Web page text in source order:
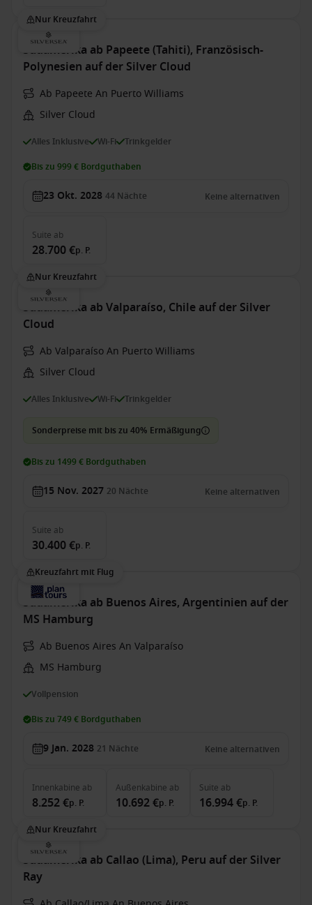
Nur Kreuzfahrt
Südamerika ab Papeete (Tahiti), Französisch-
Polynesien auf der Silver Cloud
Ab Papeete An Puerto Williams
Silver Cloud
Alles Inklusive Wi-Fi Trinkgelder
Bis zu 999 € Bordguthaben
23 Okt. 2028 44 Nächte Keine alternativen
Suite ab
28.700 €p. P.
Nur Kreuzfahrt
Südamerika ab Valparaíso, Chile auf der Silver
Cloud
Ab Valparaíso An Puerto Williams
Silver Cloud
Alles Inklusive Wi-Fi Trinkgelder
Sonderpreise mit bis zu 40% Ermäßigung
Bis zu 1499 € Bordguthaben
15 Nov. 2027 20 Nächte Keine alternativen
Suite ab
30.400 €p. P.
Kreuzfahrt mit Flug
Südamerika ab Buenos Aires, Argentinien auf der
MS Hamburg
Ab Buenos Aires An Valparaíso
MS Hamburg
Vollpension
Bis zu 749 € Bordguthaben
9 Jan. 2028 21 Nächte Keine alternativen
Innenkabine ab
8.252 €p. P.
Außenkabine ab
10.692 €p. P.
Suite ab
16.994 €p. P.
Nur Kreuzfahrt
Südamerika ab Callao (Lima), Peru auf der Silver
Ray